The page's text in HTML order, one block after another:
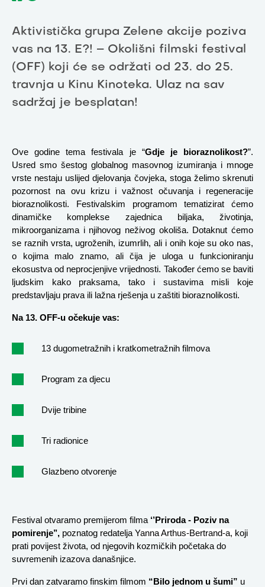
Aktivistička grupa Zelene akcije poziva
vas na 13. E?! – Okolišni filmski festival
(OFF) koji će se održati od 23. do 25.
travnja u Kinu Kinoteka. Ulaz na sav
sadržaj je besplatan!
Ove godine tema festivala je “Gdje je bioraznolikost?”.
Usred smo šestog globalnog masovnog izumiranja i mnoge
vrste nestaju uslijed djelovanja čovjeka, stoga želimo skrenuti
pozornost na ovu krizu i važnost očuvanja i regeneracije
bioraznolikosti. Festivalskim programom tematizirat ćemo
dinamičke komplekse zajednica biljaka, životinja,
mikroorganizama i njihovog neživog okoliša. Dotaknut ćemo
se raznih vrsta, ugroženih, izumrlih, ali i onih koje su oko nas,
o kojima malo znamo, ali čija je uloga u funkcioniranju
ekosustva od neprocjenjive vrijednosti. Također ćemo se baviti
ljudskim kako praksama, tako i sustavima misli koje
predstavljaju prava ili lažna rješenja u zaštiti bioraznolikosti.
Na 13. OFF-u očekuje vas:
13 dugometražnih i kratkometražnih filmova
Program za djecu
Dvije tribine
Tri radionice
Glazbeno otvorenje
Festival otvaramo premijerom filma ‘’Priroda - Poziv na
pomirenje’’, poznatog redatelja Yanna Arthus-Bertrand-a, koji
prati povijest života, od njegovih kozmičkih početaka do
suvremenih izazova današnjice.
Prvi dan zatvaramo finskim filmom “Bilo jednom u šumi” u